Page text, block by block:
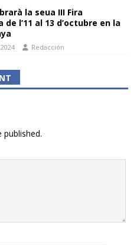
la seua III Fira
l’11 al 13 d’octubre en la
Redacción
published.